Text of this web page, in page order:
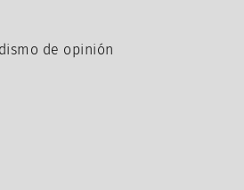
de opinión